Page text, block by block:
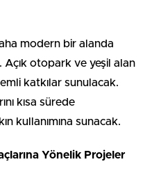
modern bir alanda
Açık otopark ve yeşil alan
katkılar sunulacak.
kısa sürede
kullanımına sunacak.
Yönelik Projeler